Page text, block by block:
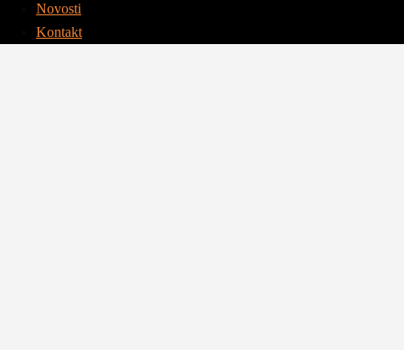
Novosti
Kontakt